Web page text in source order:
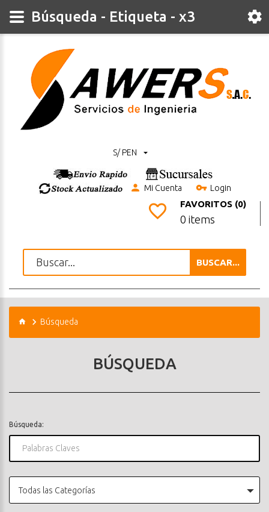
S/ PEN
Mi Cuenta Login
FAVORITOS (0)
0 items
BUSCAR...
Búsqueda
BÚSQUEDA
Búsqueda:
Todas las Categorías
Búsqueda - Etiqueta - x3